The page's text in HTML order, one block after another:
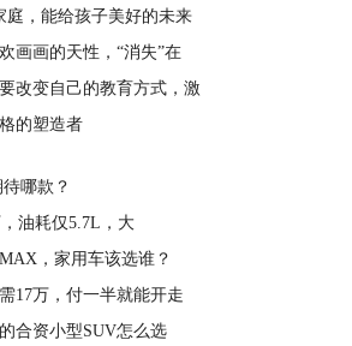
庭，能给孩子美好的未来
画画的天性，“消失”在
改变自己的教育方式，激
的塑造者
哪款？
油耗仅5.7L，大
，家用车该选谁？
17万，付一半就能开走
合资小型SUV怎么选